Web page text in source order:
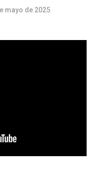
mayo de 2025